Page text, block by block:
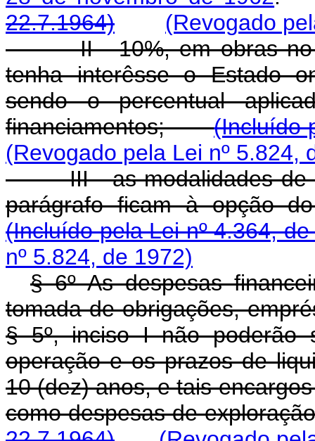
22.7.1964)
(Revogado
II - 10%, em obras no
tenha interêsse o Estado
sendo o percentual
financiamentos;(Incluído
(Revogado pela Lei nº 5.824,
III - as modalidades de
parágrafo ficam à
(Incluído pela Lei nº 4.364,
nº 5.824, de 1972)
§ 6º As despesas
tomada de obrigações,
§ 5º, inciso I não poderão
operação e os prazos de
10 (dez) anos, e tais
como despesas de